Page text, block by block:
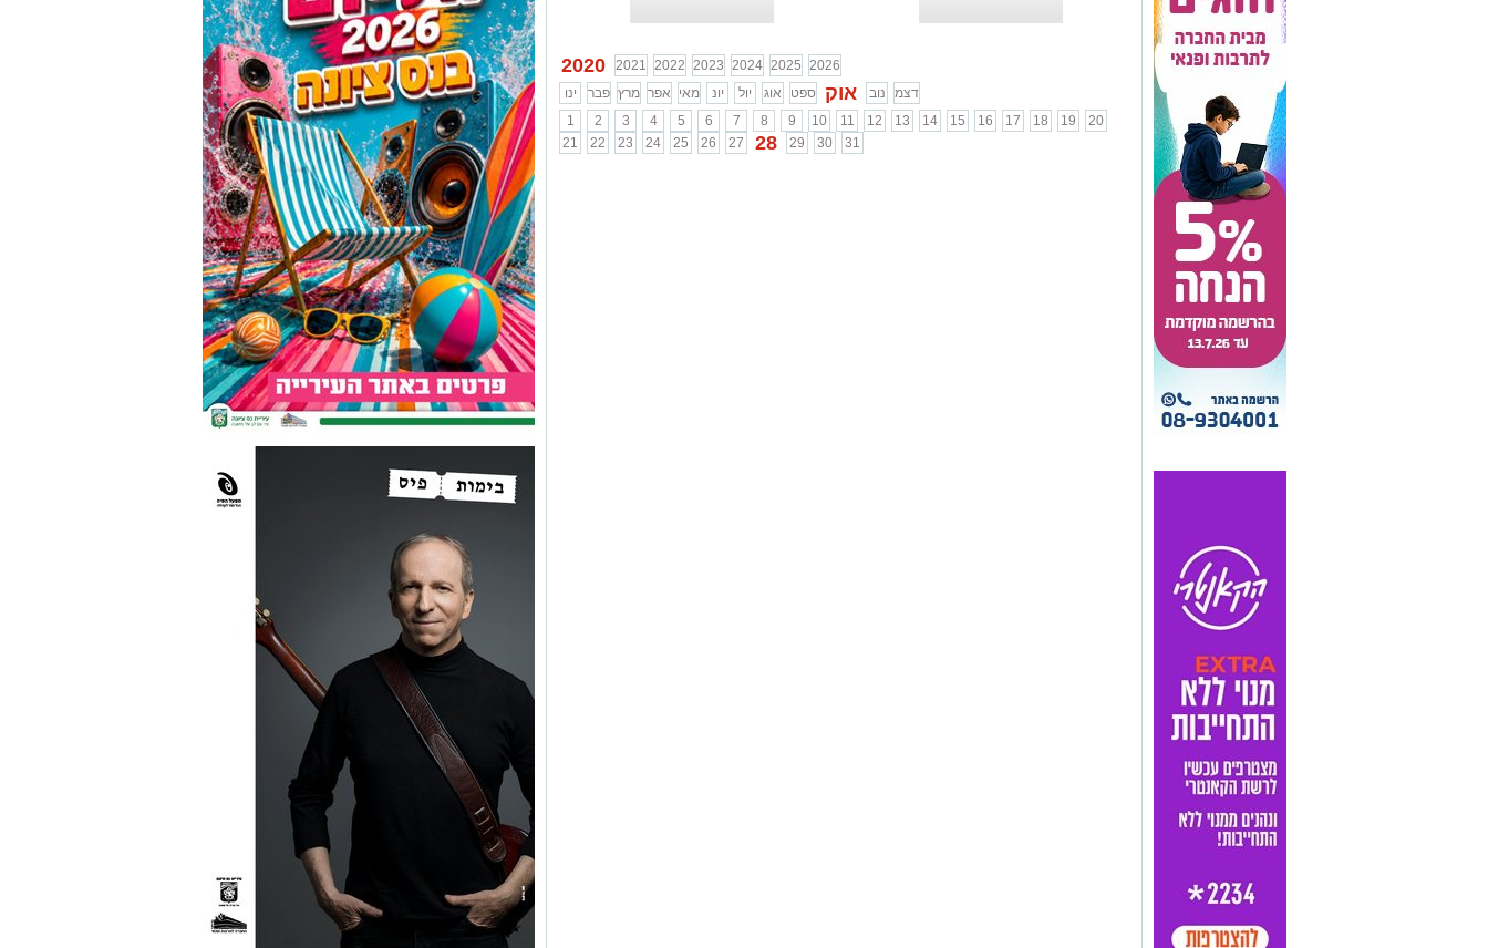
...
2020 2021 2022 2023 2024 2025 2026
ינו
פבר מרץ אפר מאי יונ יול אוג ספט אוק נוב
דצמ
1
2 3 4 5 6 7 8 9 10 11 12 13 14 15 16 17 18 19
20
21
22 23 24 25 26 27 28 29 30 31